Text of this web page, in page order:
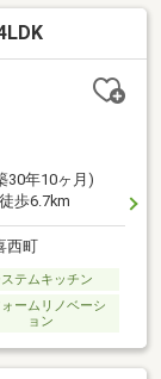
30年10ヶ月)
歩6.7km
西町
テムキッチン
ォームリノベーシ
ョン